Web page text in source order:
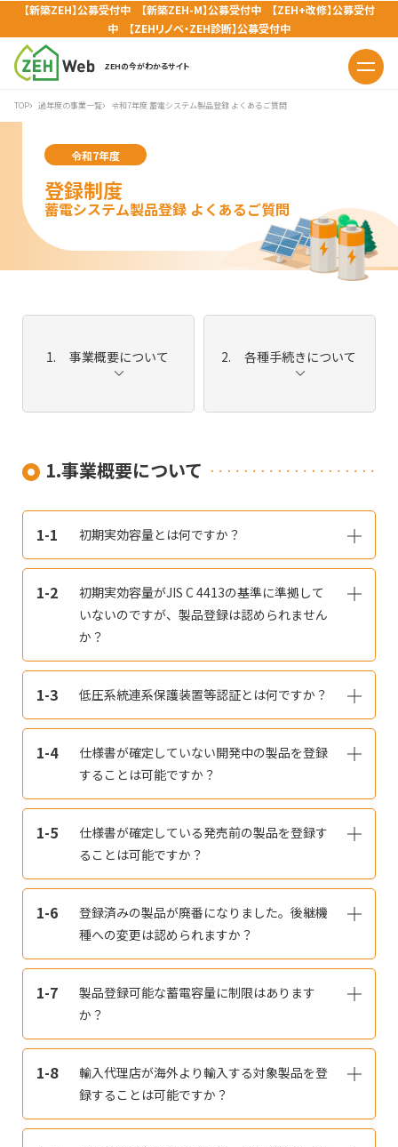
【新築ZEH】公募受付中 【新築ZEH-M】公募受付中 【ZEH+改修】公募受付
中 【ZEHリノベ・ZEH診断】公募受付中
ZEHの今がわかるサイト
TOP 過年度の事業一覧 令和7年度 蓄電システム製品登録 よくあるご質問
令和7年度
登録制度
蓄電システム製品登録 よくあるご質問
事業概要について 各種手続きについて
1.事業概要について
1-1 初期実効容量とは何ですか？
1-2
初期実効容量がJIS C 4413の基準に準拠して
いないのですが、製品登録は認められません
か？
1-3 低圧系統連系保護装置等認証とは何ですか？
1-4
仕様書が確定していない開発中の製品を登録
することは可能ですか？
1-5
仕様書が確定している発売前の製品を登録す
ることは可能ですか？
1-6
登録済みの製品が廃番になりました。後継機
種への変更は認められますか？
1-7
製品登録可能な蓄電容量に制限はあります
か？
1-8
輸入代理店が海外より輸入する対象製品を登
録することは可能ですか？